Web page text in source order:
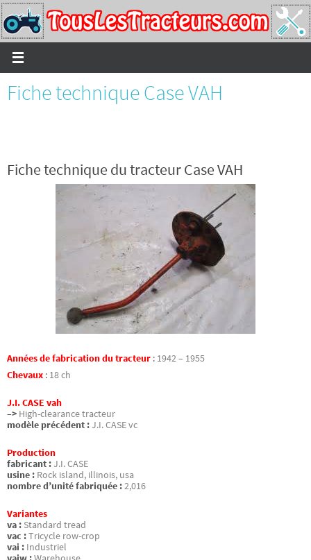
Passer
vers
le
contenu
Fiche technique Case VAH
Fiche technique du tracteur Case VAH
Années de fabrication du tracteur : 1942 – 1955
Chevaux : 18 ch
J.I. CASE vah
–> High-clearance tracteur
modèle précédent :J.I. CASE vc
Production
fabricant :J.I. CASE
usine : Rock island, illinois, usa
nombre d’unité fabriquée :2,016
Variantes
va : Standard tread
vac :Tricycle row-crop
vai : Industriel